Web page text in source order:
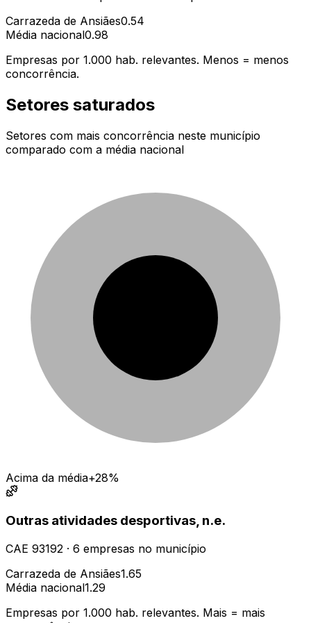
Carrazeda de Ansiães0.54
Média nacional0.98
Empresas por 1.000 hab. relevantes. Menos = menos
concorrência.
Setores saturados
Setores com mais concorrência neste município
comparado com a média nacional
Acima da média+28%
Outras atividades desportivas, n.e.
CAE 93192 · 6 empresas no município
Carrazeda de Ansiães1.65
Média nacional1.29
Empresas por 1.000 hab. relevantes. Mais = mais